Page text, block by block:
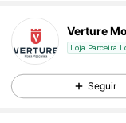
Verture
Loja Parceira
Seguir